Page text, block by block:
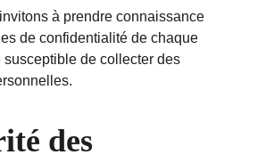
à prendre connaissance
de confidentialité de chaque
susceptible de collecter des
des